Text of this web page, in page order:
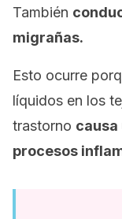
También
migrañas.
Esto ocurre
líquidos en los
trastorno causa
procesos